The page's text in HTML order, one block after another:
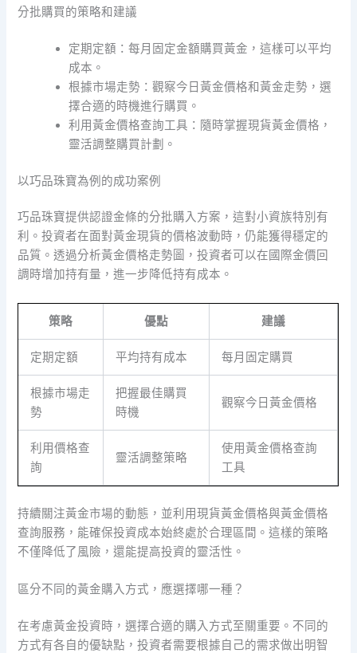
分批購買的策略和建議
定期定額：每月固定金額購買黃金，這樣可以平均
成本。
根據市場走勢：觀察今日黃金價格和黃金走勢，選
擇合適的時機進行購買。
利用黃金價格查詢工具：隨時掌握現貨黃金價格，
靈活調整購買計劃。
以巧品珠寶為例的成功案例
巧品珠寶提供認證金條的分批購入方案，這對小資族特別有
利。投資者在面對黃金現貨的價格波動時，仍能獲得穩定的
品質。透過分析黃金價格走勢圖，投資者可以在國際金價回
調時增加持有量，進一步降低持有成本。
策略 優點 建議
定期定額 平均持有成本 每月固定購買
根據市場走
勢
把握最佳購買
時機
觀察今日黃金價格
利用價格查
詢
靈活調整策略
使用黃金價格查詢
工具
持續關注黃金市場的動態，並利用現貨黃金價格與黃金價格
查詢服務，能確保投資成本始終處於合理區間。這樣的策略
不僅降低了風險，還能提高投資的靈活性。
區分不同的黃金購入方式，應選擇哪一種？
在考慮黃金投資時，選擇合適的購入方式至關重要。不同的
方式有各自的優缺點，投資者需要根據自己的需求做出明智